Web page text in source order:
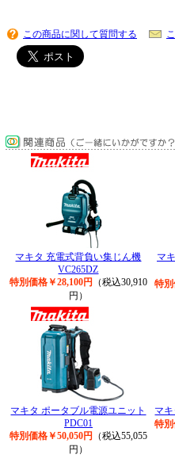
この商品に関して質問する
マキタ 充電式背負い集じん機
VC265DZ
特別価格￥28,100円
（税込30,910
円）
マ
特別
マキタ ポータブル電源ユニット
PDC01
特別価格￥50,050円
（税込55,055
円）
マ
特別